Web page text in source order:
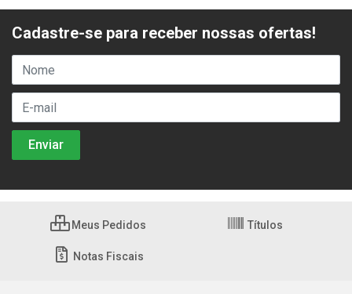
Cadastre-se para receber nossas ofertas!
Meus Pedidos Títulos
Notas Fiscais